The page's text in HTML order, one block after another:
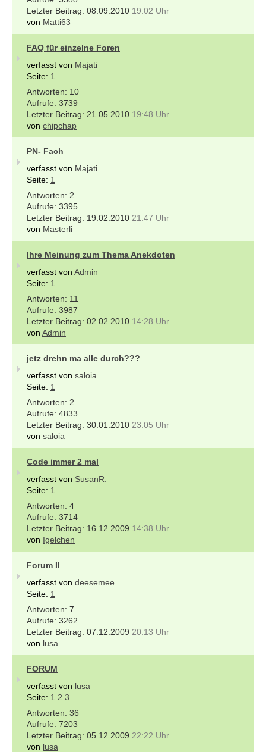
08.09.2010 19:02 Uhr
von Matti63
FAQ für einzelne Foren
verfasst von Majati
Seite: 1
10
3739
21.05.2010 19:48 Uhr
von chipchap
PN- Fach
verfasst von Majati
Seite: 1
2
3395
19.02.2010 21:47 Uhr
von Masterli
Ihre Meinung zum Thema Anekdoten
verfasst von Admin
Seite: 1
11
3987
02.02.2010 14:28 Uhr
von Admin
jetz drehn ma alle durch???
verfasst von saloia
Seite: 1
2
4833
30.01.2010 23:05 Uhr
von saloia
Code immer 2 mal
verfasst von SusanR.
Seite: 1
4
3714
16.12.2009 14:38 Uhr
von Igelchen
Forum II
verfasst von deesemee
Seite: 1
7
3262
07.12.2009 20:13 Uhr
von lusa
FORUM
verfasst von lusa
Seite: 1 2 3
36
7203
05.12.2009 22:22 Uhr
von lusa